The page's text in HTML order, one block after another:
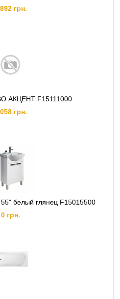
грн.
АКЦЕНТ F15111000
грн.
белый глянец F15015500
0 грн.